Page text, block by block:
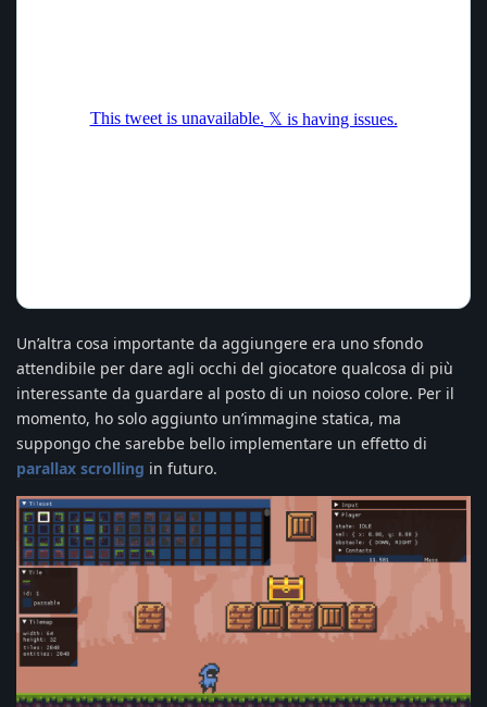
Un’altra cosa importante da aggiungere era uno sfondo
attendibile per dare agli occhi del giocatore qualcosa di più
interessante da guardare al posto di un noioso colore. Per il
momento, ho solo aggiunto un’immagine statica, ma
suppongo che sarebbe bello implementare un effetto di
parallax scrolling in futuro.